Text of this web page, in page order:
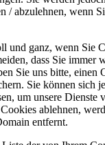
/ abzulehnen, wenn
und ganz, wenn Sie
dass Sie immer
Sie uns bitte, einen
Sie können sich
um unsere Dienste
ablehnen,
entfernt.